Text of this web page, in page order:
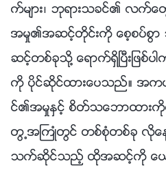
က္မ်ား၊ ဘုရားသခင္၏ လက္ေတ
အမႈ၏အဆင့္တိုင္းကို ေစ့စပ္စြ
ဆင့္တစ္ခုသို႔ ေရာက္ရွိၿပီးျဖစ္
ကို ပိုင္ဆိုင္ထားေပသည္။ အ
င္၏အမႈႏွင့္ စိတ္သေဘာထား
တြ႕အႀကဳံတြင္ တစ္စုံတစ္ခု လို
သက္ဆိုင္သည့္ ထိုအဆင့္ကို ေယရ